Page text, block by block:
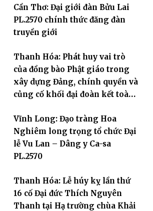
Cần Thơ: Đại giới đàn Bửu Lai
PL.2570 chính thức đăng đàn
truyền giới
Thanh Hóa: Phát huy vai trò
của đồng bào Phật giáo trong
xây dựng Đảng, chính quyền và
củng cố khối đại đoàn kết toàn
Vĩnh Long: Đạo tràng Hoa
Nghiêm long trọng tổ chức Đại
lễ Vu Lan – Dâng y Ca-sa
PL.2570
Thanh Hóa: Lễ húy kỵ lần thứ
16 cố Đại đức Thích Nguyên
Thanh tại Hạ trường chùa Khải